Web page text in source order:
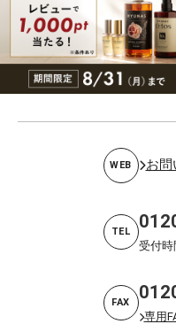
WEB お問
TEL
受付時
FAX
専用